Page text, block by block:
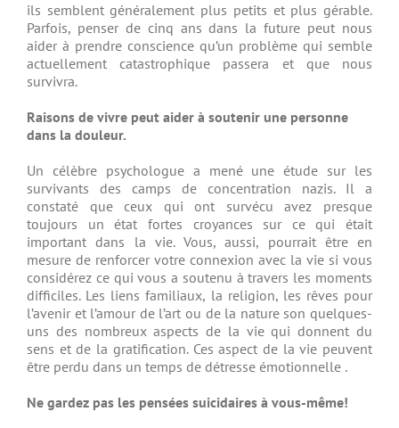
ils semblent généralement plus petits et plus gérable.
Parfois, penser de cinq ans dans la future peut nous
aider à prendre conscience qu’un problème qui semble
actuellement catastrophique passera et que nous
survivra.
Raisons de vivre peut aider à soutenir une personne
dans la douleur.
Un célèbre psychologue a mené une étude sur les
survivants des camps de concentration nazis. Il a
constaté que ceux qui ont survécu avez presque
toujours un état fortes croyances sur ce qui était
important dans la vie. Vous, aussi, pourrait être en
mesure de renforcer votre connexion avec la vie si vous
considérez ce qui vous a soutenu à travers les moments
difficiles. Les liens familiaux, la religion, les rêves pour
l’avenir et l’amour de l’art ou de la nature son quelques-
uns des nombreux aspects de la vie qui donnent du
sens et de la gratification. Ces aspect de la vie peuvent
être perdu dans un temps de détresse émotionnelle .
Ne gardez pas les pensées suicidaires à vous-même!